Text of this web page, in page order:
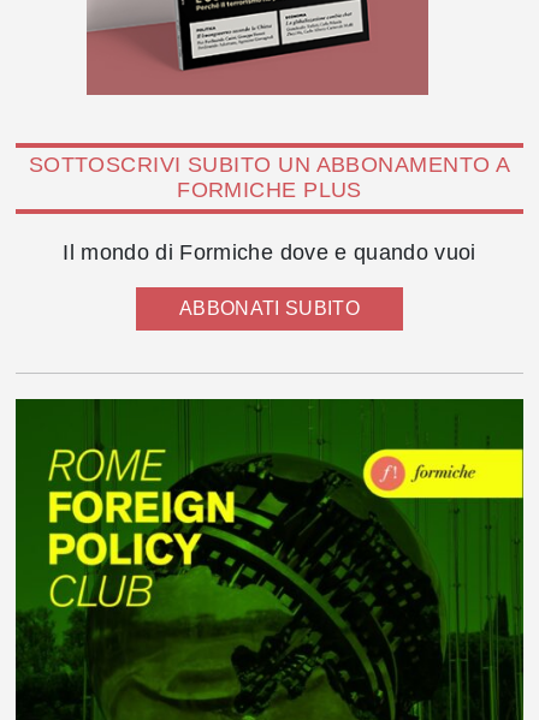
SOTTOSCRIVI SUBITO UN ABBONAMENTO A
FORMICHE PLUS
Il mondo di Formiche dove e quando vuoi
ABBONATI SUBITO